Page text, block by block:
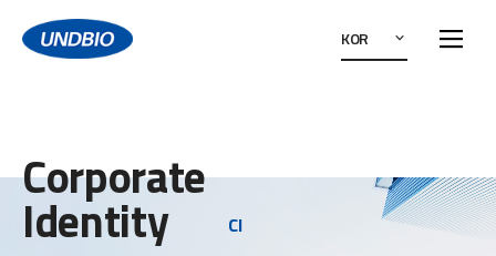
KOR
Corporate
Identity CI